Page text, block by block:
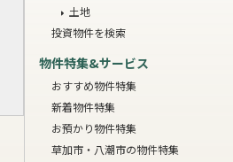
土地
投資物件を検索
物件特集&サービス
おすすめ物件特集
新着物件特集
お預かり物件特集
草加市・八潮市の物件特集